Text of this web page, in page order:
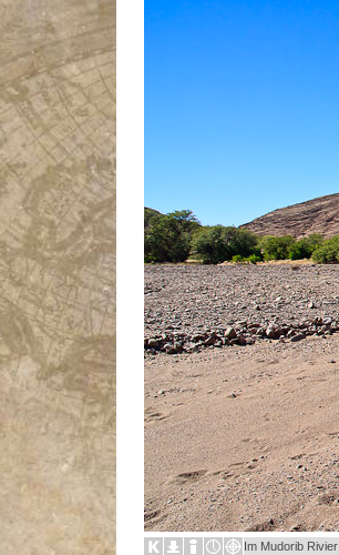
Im Mudorib Rivier